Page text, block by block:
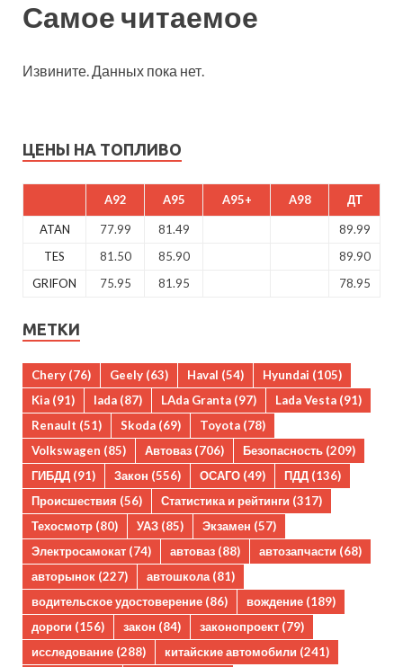
Самое читаемое
Извините. Данных пока нет.
ЦЕНЫ НА ТОПЛИВО
A92 A95 A95+ A98 ДТ
ATAN 77.99 81.49
89.99
TES
81.50 85.90
89.90
GRIFON
75.95 81.95 78.95
МЕТКИ
Chery (76) Geely (63) Haval (54) Hyundai (105)
Kia (91) lada (87) LAda Granta (97) Lada Vesta (91)
Renault (51) Skoda (69) Toyota (78)
Volkswagen (85) Автоваз (706) Безопасность (209)
ГИБДД (91) Закон (556) ОСАГО (49) ПДД (136)
Происшествия (56) Статистика и рейтинги (317)
Техосмотр (80) УАЗ (85) Экзамен (57)
Электросамокат (74) автоваз (88) автозапчасти (68)
авторынок (227) автошкола(81)
водительское удостоверение (86) вождение (189)
дороги (156) закон (84) законопроект (79)
исследование (288) китайские автомобили (241)